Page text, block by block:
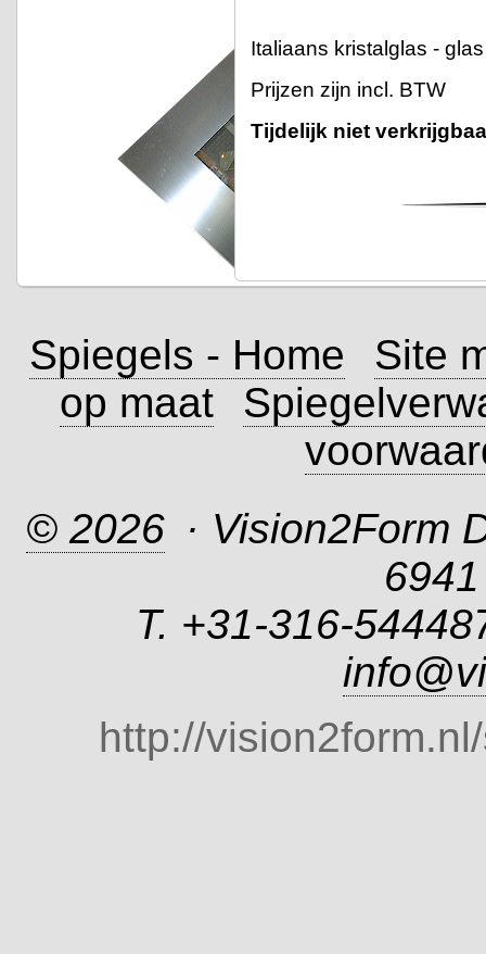
Italiaans kristalglas -
Prijzen zijn incl. BTW
Tijdelijk niet
Spiegels - Home
Site
op maat
© 2026 · Vision2Form
T. +31-316-
http://